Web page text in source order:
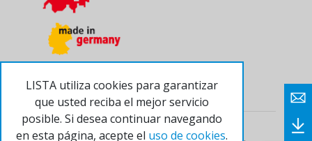
LISTA utiliza cookies para garantizar
que usted reciba el mejor servicio
posible. Si desea continuar navegando
en esta página, acepte el uso de cookies.
© 2024 Lista AG
Pie de imprenta